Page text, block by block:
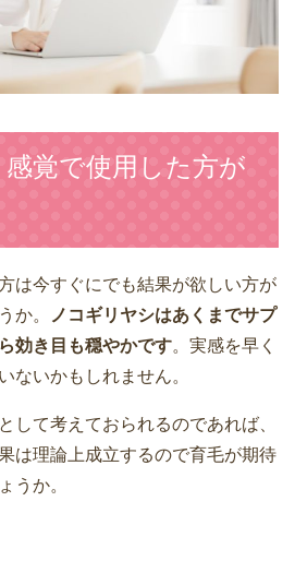
覚で使用した方が
は今すぐにでも結果が欲しい方が
か。
ノコギリヤシはあくまでサプ
効き目も穏やかです。実感を早く
ないかもしれません。
して考えておられるのであれば、
は理論上成立するので育毛が期待
うか。